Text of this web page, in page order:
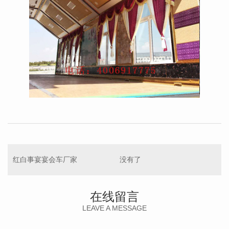
红白事宴宴会车厂家 没有了
在线留言
LEAVE A MESSAGE